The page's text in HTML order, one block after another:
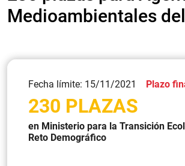
Medioambientales
Fecha límite: 15/11/2021 Plazo
230 PLAZAS
en Ministerio para la Transición
Reto Demográfico